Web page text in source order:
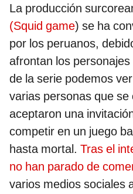
La producción
(Squid game) se ha
por los peruanos,
afrontan los
de la serie podemos
varias personas que
aceptaron una
competir en un juego
hasta mortal. Tras el
no han parado de
varios medios sociales